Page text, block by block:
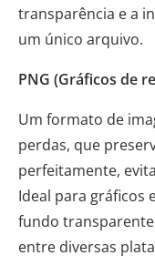
transparência e a
um único arquivo.
PNG (Gráficos de
Um formato de
perdas, que
perfeitamente,
Ideal para gráficos
fundo
entre diversas